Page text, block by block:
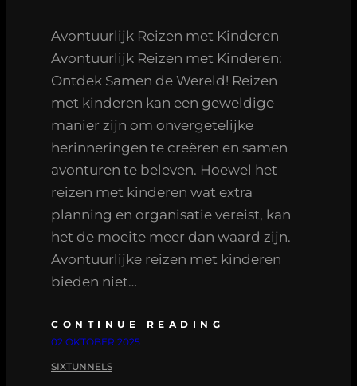
Avontuurlijk Reizen met Kinderen
Avontuurlijk Reizen met Kinderen:
Ontdek Samen de Wereld! Reizen
met kinderen kan een geweldige
manier zijn om onvergetelijke
herinneringen te creëren en samen
avonturen te beleven. Hoewel het
reizen met kinderen wat extra
planning en organisatie vereist, kan
het de moeite meer dan waard zijn.
Avontuurlijke reizen met kinderen
bieden niet…
CONTINUE READING
02 OKTOBER 2025
SIXTUNNELS